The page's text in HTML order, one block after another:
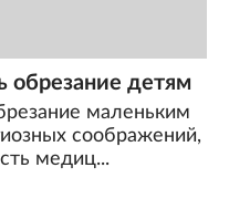
обрезание детям
маленьким
соображений,
медиц...